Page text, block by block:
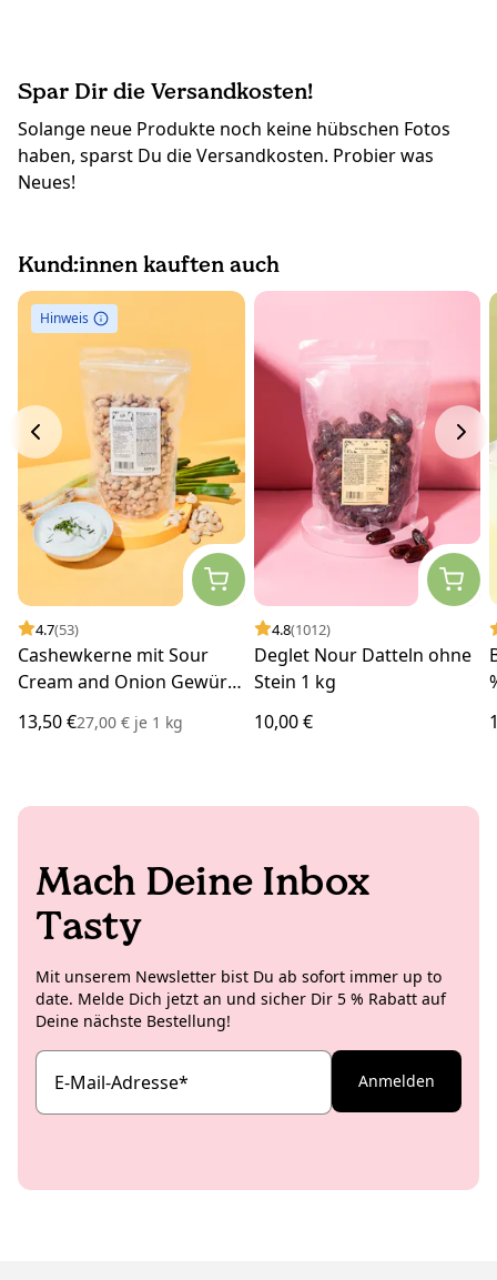
Spar Dir die Versandkosten!
Solange neue Produkte noch keine hübschen Fotos
haben, sparst Du die Versandkosten. Probier was
Neues!
Kund:innen kauften auch
Hinweis
4.7(53)
Cashewkerne mit Sour
Cream and Onion Gewürz
13,50 €27,00 € je 1 kg
4.8(1012)
Deglet Nour Datteln ohne
Stein 1 kg
10,00 €
Mach Deine Inbox
Tasty
Mit unserem Newsletter bist Du ab sofort immer up to
date. Melde Dich jetzt an und sicher Dir 5 % Rabatt auf
Deine nächste Bestellung!
E-Mail-Adresse* Anmelden